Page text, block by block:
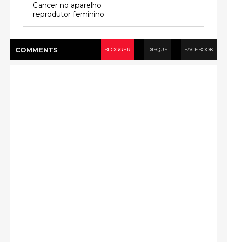
Cancer no aparelho
reprodutor feminino
COMMENTS BLOGGER DISQUS FACEBOOK